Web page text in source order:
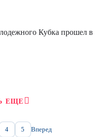
Кубка прошел в
ЕЩЕ
4 5 Вперед